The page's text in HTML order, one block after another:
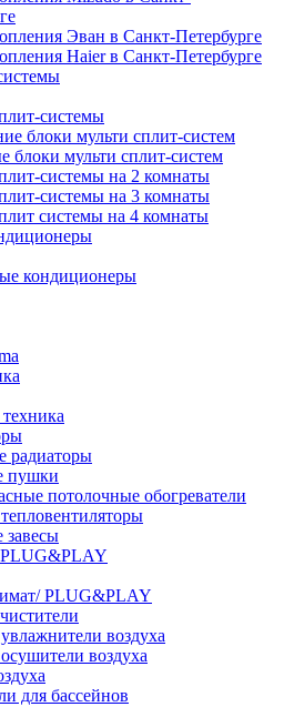
Эван в Санкт-Петербурге
Haier в Санкт-Петербурге
системы
блоки мульти сплит-систем
блоки мульти сплит-систем
системы на 2 комнаты
системы на 3 комнаты
системы на 4 комнаты
кондиционеры
радиаторы
пушки
потолочные обогреватели
завесы
PLUG&PLAY
воздуха
воздуха
для бассейнов